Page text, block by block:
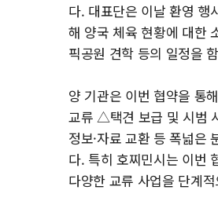
다. 대표단은 이날 환영 행
해 양국 체육 현황에 대한
픽공원 견학 등의 일정을
양 기관은 이번 협약을 통
교류 △택견 보급 및 시범
정보·자료 교환 등 폭넓은
다. 특히 호찌민시는 이번
다양한 교류 사업을 단계